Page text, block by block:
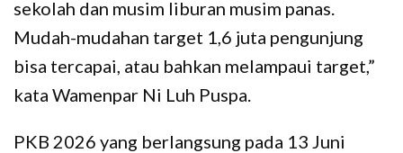
sekolah dan musim liburan musim panas.
Mudah-mudahan target 1,6 juta pengunjung
bisa tercapai, atau bahkan melampaui target,”
kata Wamenpar Ni Luh Puspa.
PKB 2026 yang berlangsung pada 13 Juni